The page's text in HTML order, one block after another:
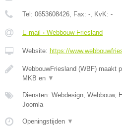
Tel: 0653608426, Fax: -, KvK: -
E-mail › Webbouw Friesland
Website: https://
WebbouwFriesland (WBF) maakt
MKB en ▼
Diensten: Webdesign, Webbouw,
Joomla
Openingstijden ▼